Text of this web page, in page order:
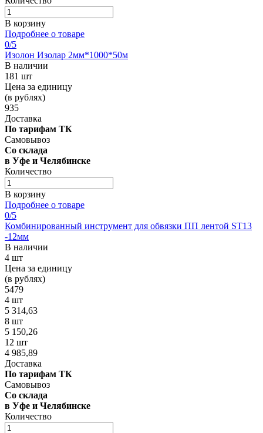
В корзину
Подробнее о товаре
0/5
Изолон Изолар 2мм*1000*50м
В наличии
181 шт
Цена за единицу
(в рублях)
935
Доставка
По тарифам ТК
Самовывоз
Со склада
в Уфе и Челябинске
Количество
В корзину
Подробнее о товаре
0/5
Комбинированный инструмент для обвязки ПП лентой ST13
-12мм
В наличии
4 шт
Цена за единицу
(в рублях)
5479
4 шт
5 314,63
8 шт
5 150,26
12 шт
4 985,89
Доставка
По тарифам ТК
Самовывоз
Со склада
в Уфе и Челябинске
Количество